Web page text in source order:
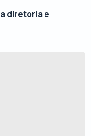
diretoria e